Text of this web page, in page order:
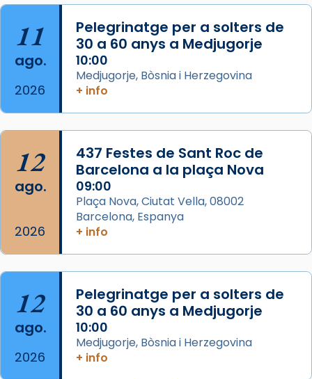
Herodes Agripa (vers l'any 44).
Patró de Galícia, després de les invasions
musulmanes fou venerat com a patró dels
Regnes castellans i més tard de tota
Espanya.
View on Facebook · Share
11
ago.
2026
Pelegrinatge per a solters de
30 a 60 anys a Medjugorje
10:00
Medjugorje, Bòsnia i Herzegovina
+ info
12
ago.
2026
437 Festes de Sant Roc de
Barcelona a la plaça Nova
09:00
Plaça Nova, Ciutat Vella, 08002
Barcelona, Espanya
+ info
12
ago.
2026
Pelegrinatge per a solters de
30 a 60 anys a Medjugorje
10:00
Medjugorje, Bòsnia i Herzegovina
+ info